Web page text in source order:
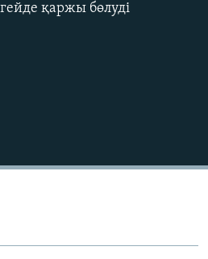
1080p
қаржы бөлуді